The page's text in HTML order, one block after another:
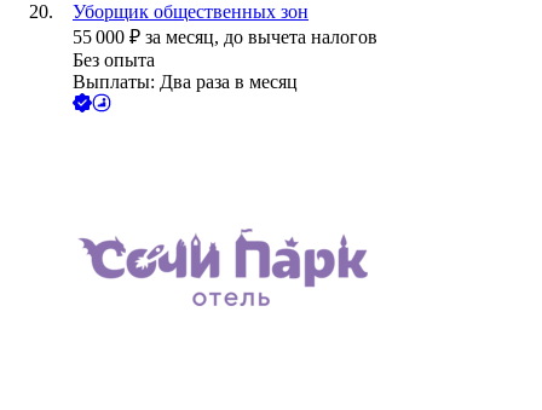
Уборщик общественных зон
55 000 ₽ за месяц, до вычета налогов
Без опыта
Выплаты: Два раза в месяц